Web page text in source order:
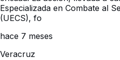
Especializada en Combate al
(UECS), fo
hace 7 meses
Veracruz